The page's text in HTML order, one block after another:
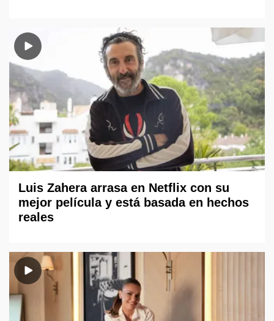
Luis Zahera arrasa en Netflix con su
mejor película y está basada en hechos
reales